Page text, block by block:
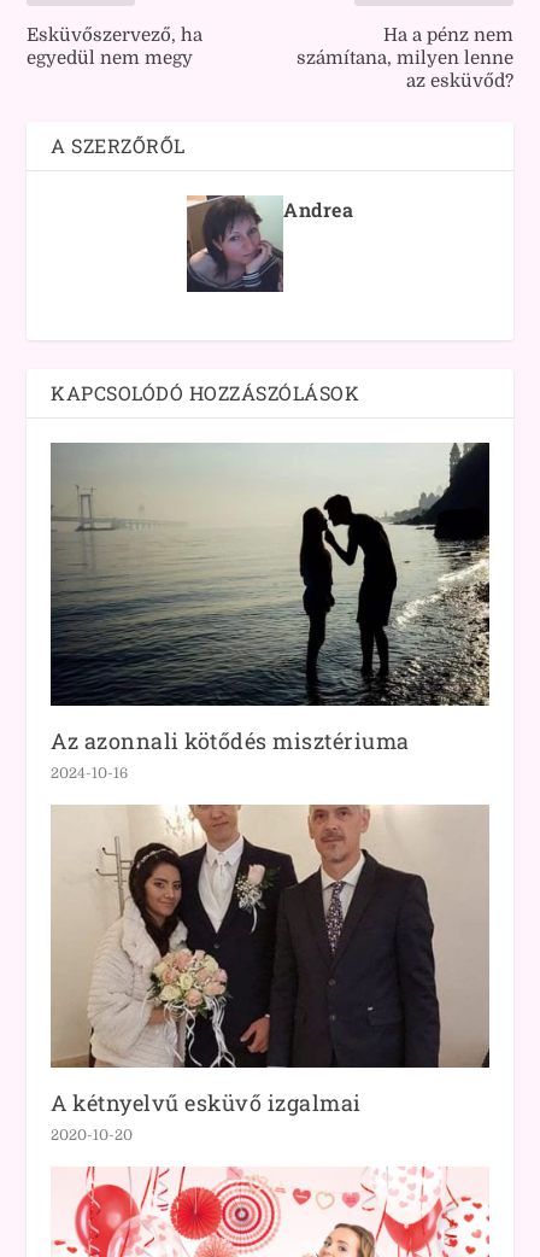
Esküvőszervező, ha
egyedül nem megy
Ha a pénz nem
számítana, milyen lenne
az esküvőd?
A SZERZŐRŐL
Andrea
KAPCSOLÓDÓ HOZZÁSZÓLÁSOK
Az azonnali kötődés misztériuma
2024-10-16
A kétnyelvű esküvő izgalmai
2020-10-20